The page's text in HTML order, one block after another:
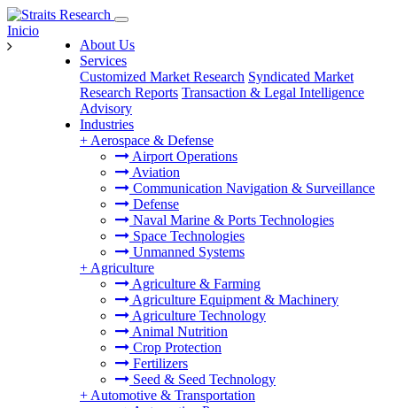
About Us
Services
Customized Market Research Syndicated Market
Research Reports Transaction & Legal Intelligence
Advisory
Industries
+ Aerospace & Defense
Airport Operations
Aviation
Communication Navigation & Surveillance
Defense
Naval Marine & Ports Technologies
Space Technologies
Unmanned Systems
+ Agriculture
Agriculture & Farming
Agriculture Equipment & Machinery
Agriculture Technology
Animal Nutrition
Crop Protection
Fertilizers
Seed & Seed Technology
+ Automotive & Transportation
Inicio